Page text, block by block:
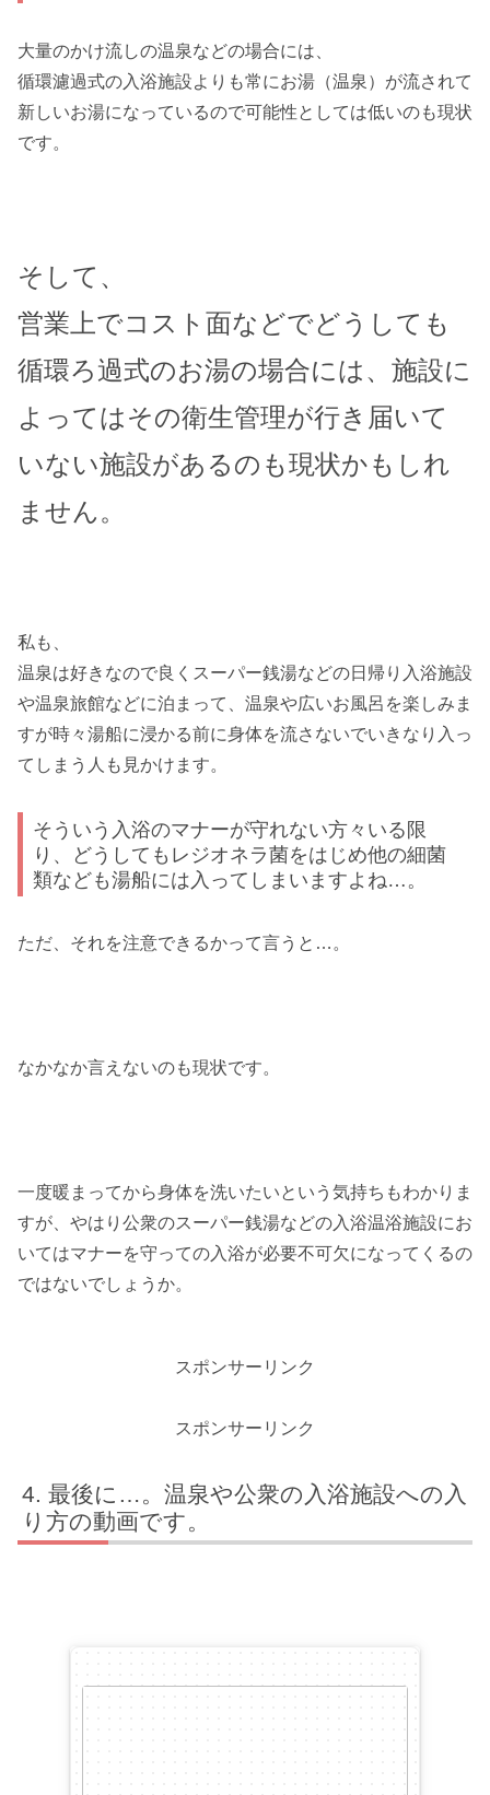
大量のかけ流しの温泉などの場合には、
循環濾過式の入浴施設よりも常にお湯（温泉）が流されて
新しいお湯になっているので可能性としては低いのも現状
です。
そして、
営業上でコスト面などでどうしても
循環ろ過式のお湯の場合には、施設に
よってはその衛生管理が行き届いて
いない施設があるのも現状かもしれ
ません。
私も、
温泉は好きなので良くスーパー銭湯などの日帰り入浴施設
や温泉旅館などに泊まって、温泉や広いお風呂を楽しみま
すが時々湯船に浸かる前に身体を流さないでいきなり入っ
てしまう人も見かけます。
そういう入浴のマナーが守れない方々いる限
り、どうしてもレジオネラ菌をはじめ他の細菌
類なども湯船には入ってしまいますよね…。
ただ、それを注意できるかって言うと…。
なかなか言えないのも現状です。
一度暖まってから身体を洗いたいという気持ちもわかりま
すが、やはり公衆のスーパー銭湯などの入浴温浴施設にお
いてはマナーを守っての入浴が必要不可欠になってくるの
ではないでしょうか。
スポンサーリンク
スポンサーリンク
最後に…。温泉や公衆の入浴施設への入
り方の動画です。